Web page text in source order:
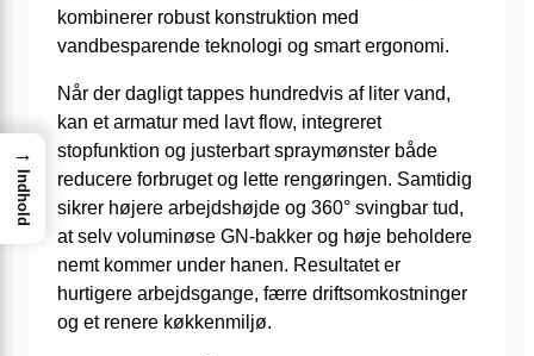
kombinerer robust konstruktion med
vandbesparende teknologi og smart ergonomi.
Når der dagligt tappes hundredvis af liter vand,
kan et armatur med lavt flow, integreret
stopfunktion og justerbart spraymønster både
reducere forbruget og lette rengøringen. Samtidig
sikrer højere arbejdshøjde og 360° svingbar tud,
at selv voluminøse GN-bakker og høje beholdere
nemt kommer under hanen. Resultatet er
hurtigere arbejdsgange, færre driftsomkostninger
og et renere køkkenmiljø.
→
Indhold